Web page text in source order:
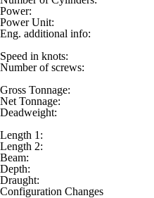
Power:
Power Unit:
Eng. additional info:
Speed in knots:
Number of screws:
Gross Tonnage:
Net Tonnage:
Deadweight:
Length 1:
Length 2:
Beam:
Depth:
Draught:
Configuration Changes